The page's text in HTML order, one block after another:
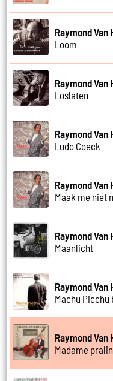
Raymond Van
Loom
Raymond Van
Loslaten
Raymond Van
Ludo Coeck
Raymond Van
Maak me niet
Raymond Van
Maanlicht
Raymond Van
Machu
Raymond Van
Madame